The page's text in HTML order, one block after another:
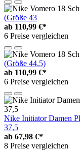
(Größe 43
ab 110,99 €*
6 Preise vergleichen
(Größe 44.5)
ab 110,99 €*
6 Preise vergleichen
Nike Initiator Damen
37,5
ab 67,98 €*
8 Preise vergleichen